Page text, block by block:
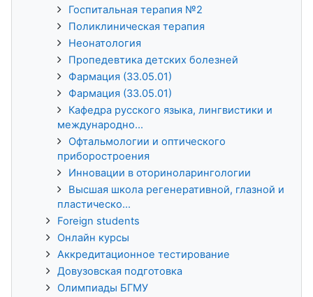
Госпитальная терапия №2
Поликлиническая терапия
Неонатология
Пропедевтика детских болезней
Фармация (33.05.01)
Фармация (33.05.01)
Кафедра русского языка, лингвистики и
международно...
Офтальмологии и оптического
приборостроения
Инновации в оториноларингологии
Высшая школа регенеративной, глазной и
пластическо...
Foreign students
Онлайн курсы
Аккредитационное тестирование
Довузовская подготовка
Олимпиады БГМУ